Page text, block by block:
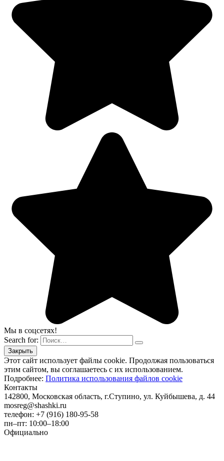
Мы в соцсетях!
Search for:
Этот сайт использует файлы cookie. Продолжая пользоваться
этим сайтом, вы соглашаетесь с их использованием.
Подробнее: Политика использования файлов cookie
Контакты
142800, Московская область, г.Ступино, ул. Куйбышева, д. 44
mosreg@shashki.ru
телефон: +7 (916) 180-95-58
пн–пт: 10:00–18:00
Официально